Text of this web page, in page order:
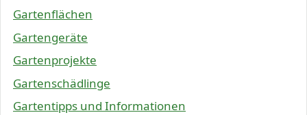
Gartenflächen
Gartengeräte
Gartenprojekte
Gartenschädlinge
Gartentipps und Informationen